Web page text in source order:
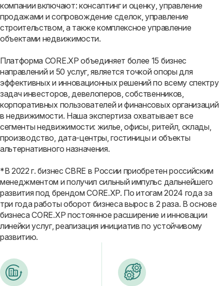
компании включают: консалтинг и оценку, управление
продажами и сопровождение сделок, управление
строительством, а также комплексное управление
объектами недвижимости.
Платформа CORE.XP объединяет более 15 бизнес
направлений и 50 услуг, является точкой опоры для
эффективных и инновационных решений по всему спектру
задач инвесторов, девелоперов, собственников,
корпоративных пользователей и финансовых организаций
в недвижимости. Наша экспертиза охватывает все
сегменты недвижимости: жилье, офисы, ритейл, склады,
производство, дата-центры, гостиницы и объекты
альтернативного назначения.
*В 2022 г. бизнес CBRE в России приобретен российским
менеджментом и получил сильный импульс дальнейшего
развития под брендом CORE.XP. По итогам 2024 года за
три года работы оборот бизнеса вырос в 2 раза. В основе
бизнеса CORE.XP постоянное расширение и инновации
линейки услуг, реализация инициатив по устойчивому
развитию.